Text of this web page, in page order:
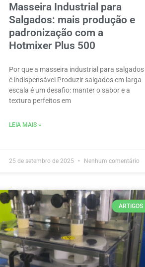
Masseira Industrial para
Salgados: mais produção e
padronização com a
Hotmixer Plus 500
Por que a masseira industrial para salgados
é indispensável Produzir salgados em larga
escala é um desafio: manter o sabor e a
textura perfeitos em
LEIA MAIS »
25 de setembro de 2025 Nenhum comentário
ARTIGOS